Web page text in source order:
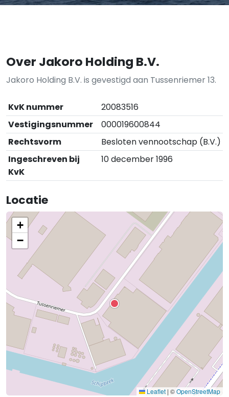
Over Jakoro Holding B.V.
Jakoro Holding B.V. is gevestigd aan Tussenriemer 13.
KvK nummer
20083516
Vestigingsnummer
000019600844
Rechtsvorm
Besloten vennootschap (B.V.)
Ingeschreven bij
KvK
10 december 1996
Locatie
+
−
Leaflet | ©OpenStreetMap